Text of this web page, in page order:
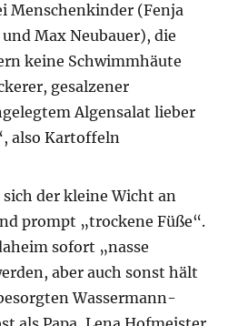
Menschenkinder (Fenja
Max Neubauer), die
keine Schwimmhäute
gesalzener
Algensalat lieber
also Kartoffeln
der kleine Wicht an
prompt „trockene Füße“.
sofort „nasse
aber auch sonst hält
Wassermann-